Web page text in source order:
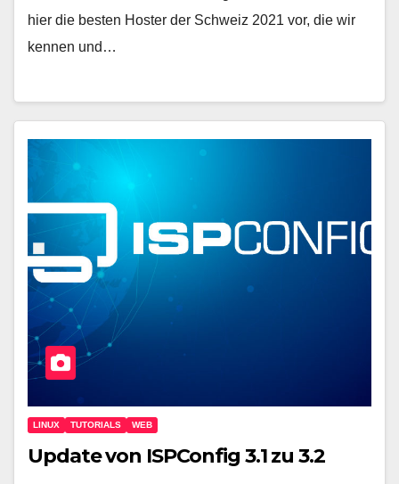
hier die besten Hoster der Schweiz 2021 vor, die wir
kennen und…
LINUX TUTORIALS WEB
Update von ISPConfig 3.1 zu 3.2